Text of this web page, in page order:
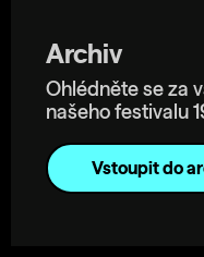
Archiv
Ohlédněte se za
našeho festivalu
Vstoupit do